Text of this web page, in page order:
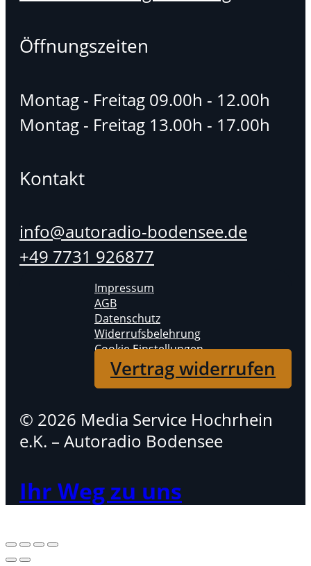
Öffnungszeiten
Montag - Freitag 09.00h - 12.00h
Montag - Freitag 13.00h - 17.00h
Kontakt
info@autoradio-bodensee.de
+49 7731 926877
Impressum
AGB
Datenschutz
Widerrufsbelehrung
Cookie Einstellungen
Vertrag widerrufen
© 2026 Media Service Hochrhein
e.K. – Autoradio Bodensee
Ihr Weg zu uns